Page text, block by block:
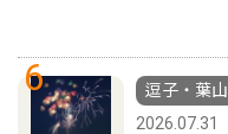
6
逗子・葉山
2026.07.31